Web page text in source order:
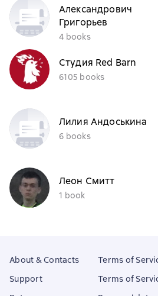
Александрович
Григорьев
4 books
Студия Red Barn
6105 books
Лилия Андоськина
6 books
Леон Смитт
1 book
About & Contacts
Support
Terms of
Terms of